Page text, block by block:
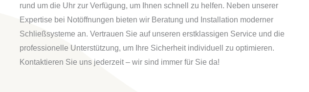
rund um die Uhr zur Verfügung, um Ihnen schnell zu helfen. Neben unserer
Expertise bei Notöffnungen bieten wir Beratung und Installation moderner
Schließsysteme an. Vertrauen Sie auf unseren erstklassigen Service und die
professionelle Unterstützung, um Ihre Sicherheit individuell zu optimieren.
Kontaktieren Sie uns jederzeit – wir sind immer für Sie da!